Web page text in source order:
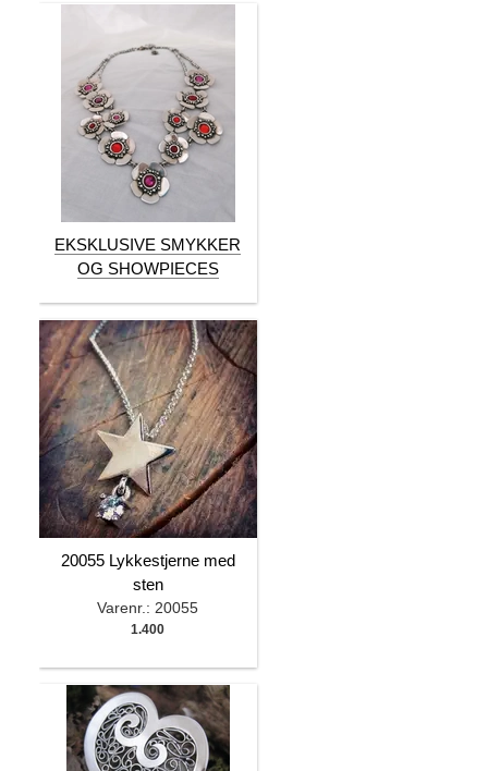
EKSKLUSIVE SMYKKER
OG SHOWPIECES
20055 Lykkestjerne med
sten
Varenr.: 20055
1.400